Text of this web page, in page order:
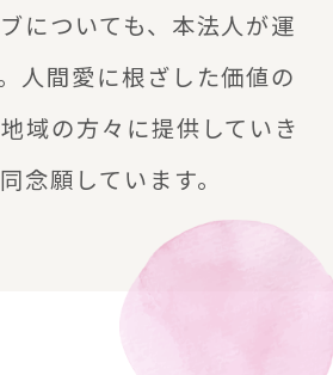
についても、本法人が運
人間愛に根ざした価値の
域の方々に提供していき
念願しています。